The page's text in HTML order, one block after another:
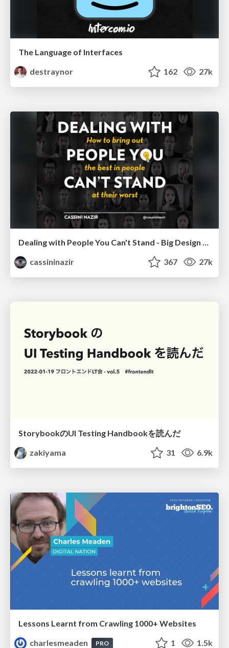
The Language of Interfaces
destraynor
162 27k
Dealing with People You Can't Stand - Big Design 2015
cassininazir
367 27k
StorybookのUI Testing Handbookを読んだ
zakiyama
31 6.9k
Lessons Learnt from Crawling 1000+ Websites
charlesmeaden
PRO 1 1.5k